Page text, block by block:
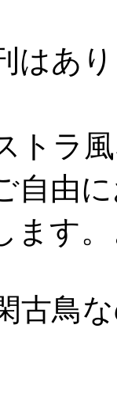
はあ
トラ
自由
ます
古鳥